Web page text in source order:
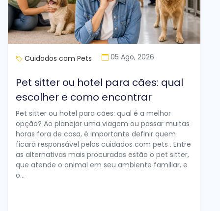
Cuidados com Pets 05 Ago, 2026
Pet sitter ou hotel para cães: qual
escolher e como encontrar
Pet sitter ou hotel para cães: qual é a melhor
opção? Ao planejar uma viagem ou passar muitas
horas fora de casa, é importante definir quem
ficará responsável pelos cuidados com pets . Entre
as alternativas mais procuradas estão o pet sitter,
que atende o animal em seu ambiente familiar, e
o...